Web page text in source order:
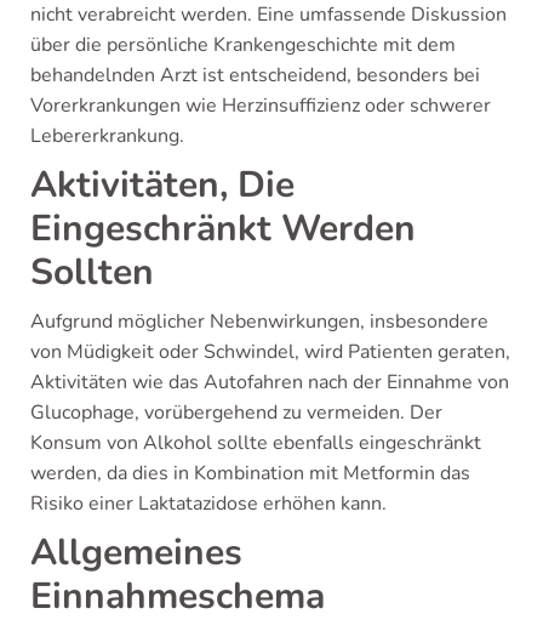
nicht verabreicht werden. Eine umfassende Diskussion
über die persönliche Krankengeschichte mit dem
behandelnden Arzt ist entscheidend, besonders bei
Vorerkrankungen wie Herzinsuffizienz oder schwerer
Lebererkrankung.
Aktivitäten, Die
Eingeschränkt Werden
Sollten
Aufgrund möglicher Nebenwirkungen, insbesondere
von Müdigkeit oder Schwindel, wird Patienten geraten,
Aktivitäten wie das Autofahren nach der Einnahme von
Glucophage, vorübergehend zu vermeiden. Der
Konsum von Alkohol sollte ebenfalls eingeschränkt
werden, da dies in Kombination mit Metformin das
Risiko einer Laktatazidose erhöhen kann.
Allgemeines
Einnahmeschema